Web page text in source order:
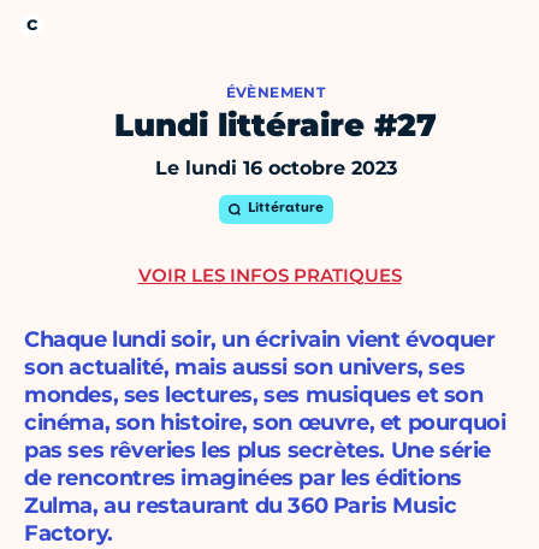
ÉVÈNEMENT
Lundi littéraire #27
Le lundi 16 octobre 2023
Littérature
Chaque lundi soir, un écrivain vient évoquer
son actualité, mais aussi son univers, ses
mondes, ses lectures, ses musiques et son
cinéma, son histoire, son œuvre, et pourquoi
pas ses rêveries les plus secrètes. Une série
de rencontres imaginées par les éditions
Zulma, au restaurant du 360 Paris Music
Factory.
VOIR LES INFOS PRATIQUES